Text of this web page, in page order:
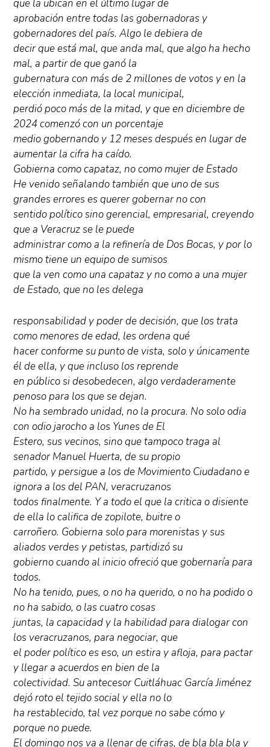
que la ubican en el último lugar de
aprobación entre todas las gobernadoras y
gobernadores del país. Algo le debiera de
decir que está mal, que anda mal, que algo ha hecho
mal, a partir de que ganó la
gubernatura con más de 2 millones de votos y en la
elección inmediata, la local municipal,
perdió poco más de la mitad, y que en diciembre de
2024 comenzó con un porcentaje
medio gobernando y 12 meses después en lugar de
aumentar la cifra ha caído.
Gobierna como capataz, no como mujer de Estado
He venido señalando también que uno de sus
grandes errores es querer gobernar no con
sentido político sino gerencial, empresarial, creyendo
que a Veracruz se le puede
administrar como a la refinería de Dos Bocas, y por lo
mismo tiene un equipo de sumisos
que la ven como una capataz y no como a una mujer
de Estado, que no les delega
responsabilidad y poder de decisión, que los trata
como menores de edad, les ordena qué
hacer conforme su punto de vista, solo y únicamente
él de ella, y que incluso los reprende
en público si desobedecen, algo verdaderamente
penoso para los que se dejan.
No ha sembrado unidad, no la procura. No solo odia
con odio jarocho a los Yunes de El
Estero, sus vecinos, sino que tampoco traga al
senador Manuel Huerta, de su propio
partido, y persigue a los de Movimiento Ciudadano e
ignora a los del PAN, veracruzanos
todos finalmente. Y a todo el que la critica o disiente
de ella lo califica de zopilote, buitre o
carroñero. Gobierna solo para morenistas y sus
aliados verdes y petistas, partidizó su
gobierno cuando al inicio ofreció que gobernaría para
todos.
No ha tenido, pues, o no ha querido, o no ha podido o
no ha sabido, o las cuatro cosas
juntas, la capacidad y la habilidad para dialogar con
los veracruzanos, para negociar, que
el poder político es eso, un estira y afloja, para pactar
y llegar a acuerdos en bien de la
colectividad. Su antecesor Cuitláhuac García Jiménez
dejó roto el tejido social y ella no lo
ha restablecido, tal vez porque no sabe cómo y
porque no puede.
El domingo nos va a llenar de cifras, de bla bla bla y